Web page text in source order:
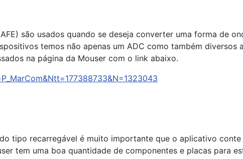
são usados quando se deseja converter uma forma de
temos não apenas um ADC como também
na página da Mouser com o link abaixo.
tipo recarregável é muito importante que o aplicativo
tem uma boa quantidade de componentes e placas para